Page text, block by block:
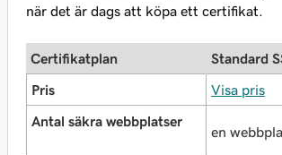
när det är dags att köpa ett certifikat.
Certifikatplan Standard
Pris Visa pris
Antal säkra webbplatser
en